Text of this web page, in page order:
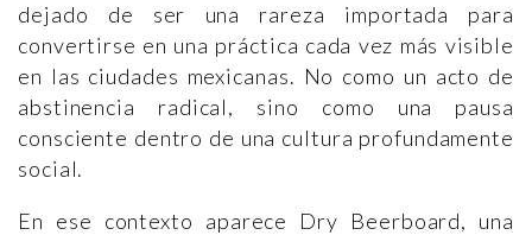
dejado de ser una rareza importada para
convertirse en una práctica cada vez más visible
en las ciudades mexicanas. No como un acto de
abstinencia radical, sino como una pausa
consciente dentro de una cultura profundamente
social.
En ese contexto aparece Dry Beerboard, una